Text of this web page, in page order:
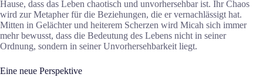
Hause, dass das Leben chaotisch und unvorhersehbar ist. Ihr Chaos
wird zur Metapher für die Beziehungen, die er vernachlässigt hat.
Mitten in Gelächter und heiterem Scherzen wird Micah sich immer
mehr bewusst, dass die Bedeutung des Lebens nicht in seiner
Ordnung, sondern in seiner Unvorhersehbarkeit liegt.
Eine neue Perspektive